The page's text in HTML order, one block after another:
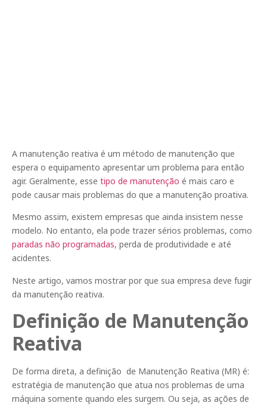
A manutenção reativa é um método de manutenção que
espera o equipamento apresentar um problema para então
agir. Geralmente, esse tipo de manutenção é mais caro e
pode causar mais problemas do que a manutenção proativa.
Mesmo assim, existem empresas que ainda insistem nesse
modelo. No entanto, ela pode trazer sérios problemas, como
paradas não programadas, perda de produtividade e até
acidentes.
Neste artigo, vamos mostrar por que sua empresa deve fugir
da manutenção reativa.
Definição de Manutenção
Reativa
De forma direta, a definição de Manutenção Reativa (MR) é:
estratégia de manutenção que atua nos problemas de uma
máquina somente quando eles surgem. Ou seja, as ações de